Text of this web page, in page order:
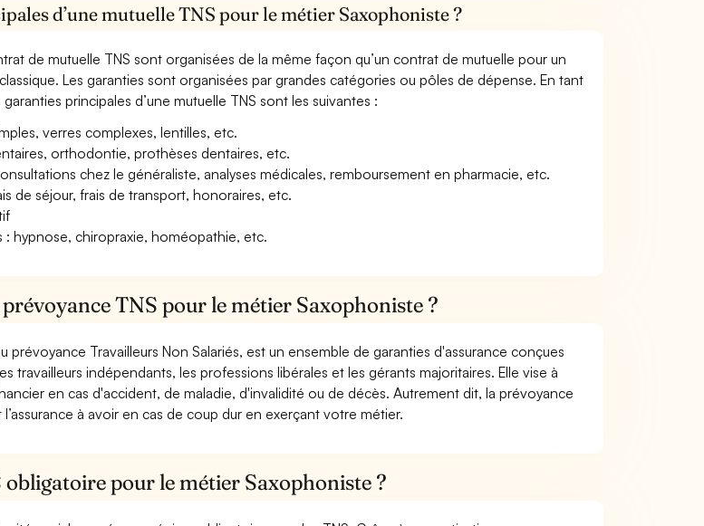
d’une mutuelle TNS pour le métier Saxophoniste ?
de mutuelle TNS sont organisées de la même façon qu’un contrat de mutuelle pour un
Les garanties sont organisées par grandes catégories ou pôles de dépense. En tant
principales d’une mutuelle TNS sont les suivantes :
verres complexes, lentilles, etc.
orthodontie, prothèses dentaires, etc.
chez le généraliste, analyses médicales, remboursement en pharmacie, etc.
de séjour, frais de transport, honoraires, etc.
: hypnose, chiropraxie, homéopathie, etc.
prévoyance TNS pour le métier Saxophoniste ?
prévoyance Travailleurs Non Salariés, est un ensemble de garanties d'assurance conçues
travailleurs indépendants, les professions libérales et les gérants majoritaires. Elle vise à
en cas d'accident, de maladie, d'invalidité ou de décès. Autrement dit, la prévoyance
à avoir en cas de coup dur en exerçant votre métier.
obligatoire pour le métier Saxophoniste ?